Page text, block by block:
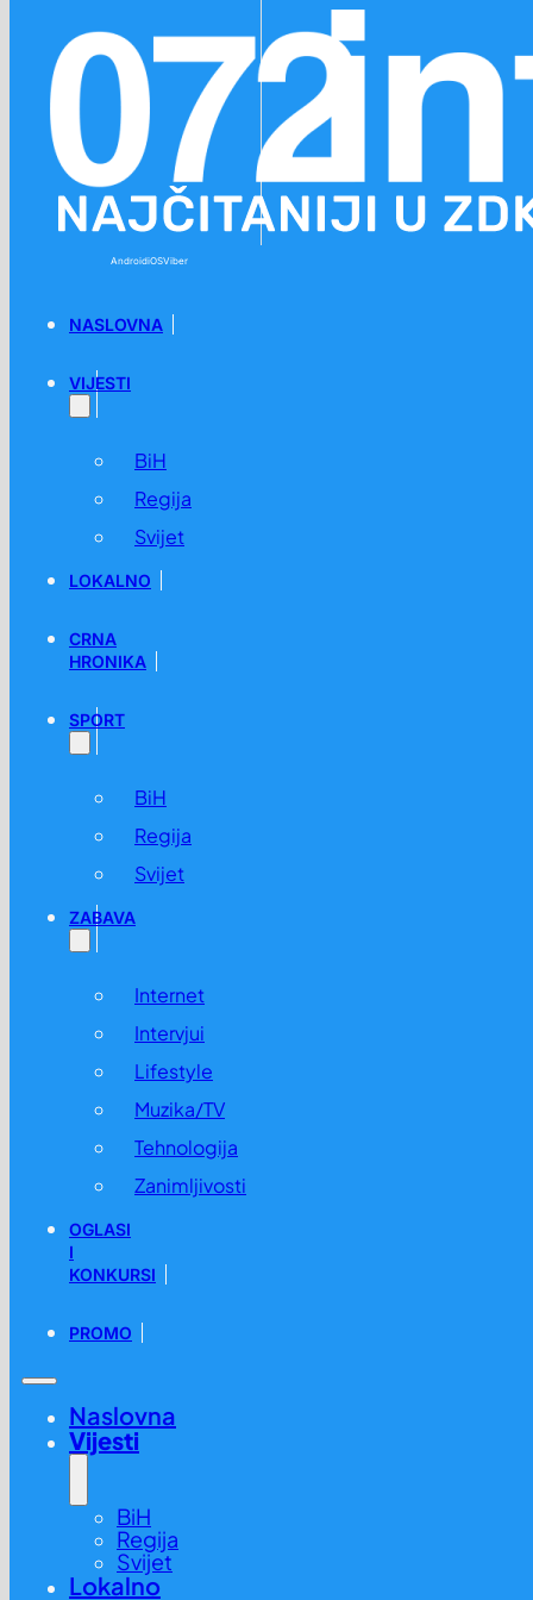
AndroidiOSViber
NASLOVNA
VIJESTI
BiH
Regija
Svijet
LOKALNO
CRNA
HRONIKA
SPORT
BiH
Regija
Svijet
ZABAVA
Internet
Intervjui
Lifestyle
Muzika/TV
Tehnologija
Zanimljivosti
OGLASI
I
KONKURSI
PROMO
Naslovna
Vijesti
BiH
Regija
Svijet
Lokalno